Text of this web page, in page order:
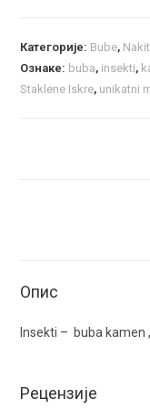
Категорије: Bube, Nakit
Ознаке: buba, insekti,
Staklene Iskre, unikatni
Опис
Insekti – buba kamen
Рецензије